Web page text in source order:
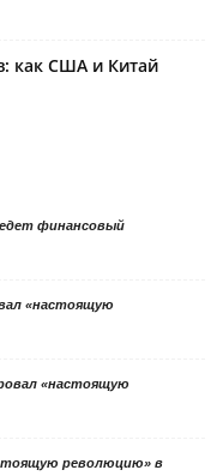
как США и Китай
финансовый
«настоящую
«настоящую
революцию» в